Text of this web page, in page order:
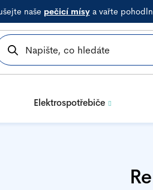
naše pečicí mísya vařte
Elektrospotřebiče